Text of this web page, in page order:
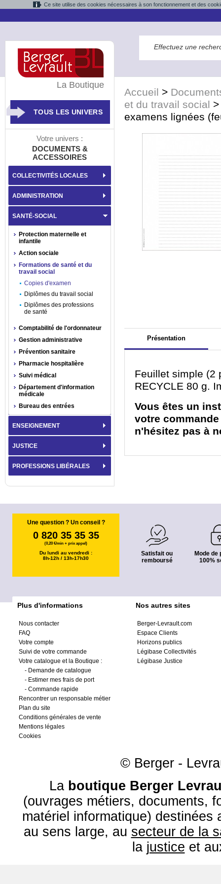
Ce site utilise des cookies nécessaires à son fonctionnement et des
Accueil >
et du travail social
examens lignées
Présentation
Feuillet simple (2
RECYCLE 80 g.
Vous êtes un
votre
n'hésitez pas à
La Boutique
TOUS LES UNIVERS
Votre univers :
DOCUMENTS &
ACCESSOIRES
COLLECTIVITÉS LOCALES
ADMINISTRATION
SANTÉ-SOCIAL
Protection maternelle et
infantile
Action sociale
Formations de santé et du
travail social
Copies d'examen
Diplômes du travail social
Diplômes des professions
de santé
Comptabilité de l'ordonnateur
Gestion administrative
Prévention sanitaire
Pharmacie hospitalière
Suivi médical
Département d'information
médicale
Bureau des entrées
ENSEIGNEMENT
JUSTICE
PROFESSIONS LIBÉRALES
Une question ? Un conseil ?
0 820 35 35 35
(0,20 €/min + prix appel)
Du lundi au vendredi :
8h-12h / 13h-17h30
Satisfait ou
remboursé
Mode de
100%
Plus d'informations
Nous contacter
FAQ
Votre compte
Suivi de votre commande
Votre catalogue et la Boutique :
- Demande de catalogue
- Estimer mes frais de port
- Commande rapide
Rencontrer un responsable métier
Plan du site
Conditions générales de vente
Mentions légales
Cookies
Nos autres sites
Berger-Levrault.com
Espace Clients
Horizons publics
Légibase Collectivités
Légibase Justice
© Berger -
La boutique Berger
(ouvrages métiers, documents,
matériel informatique) destinées
au sens large, au secteur de la
la justice et